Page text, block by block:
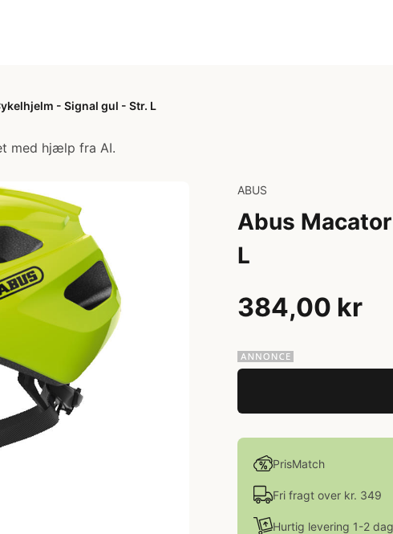
- Signal gul - Str. L
med hjælp fra AI.
ABUS
Abus
L
384,00 kr
PrisMatch
Fri fragt over kr. 349
Hurtig levering 1-2